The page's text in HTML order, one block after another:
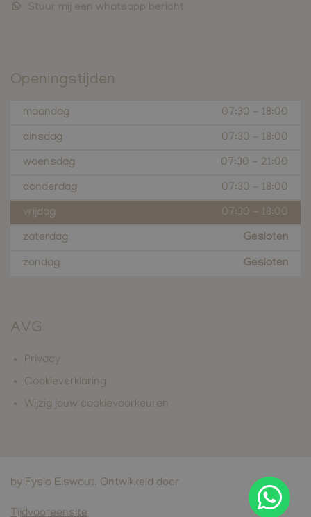
Stuur mij een whatsapp bericht
Openingstijden
maandag 07:30 - 18:00
dinsdag
07:30 - 18:00
woensdag
07:30 - 21:00
donderdag
07:30 - 18:00
vrijdag
07:30 - 18:00
zaterdag
Gesloten
zondag Gesloten
AVG
Privacy
Cookieverklaring
Wijzig jouw cookievoorkeuren
by Fysio Elswout. Ontwikkeld door
Tijdvooreensite